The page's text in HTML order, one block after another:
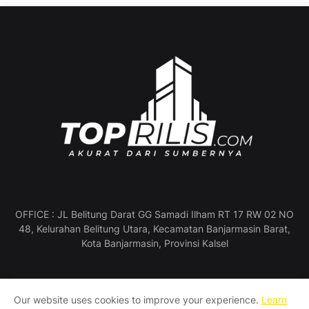
OFFICE : JL Belitung Darat GG Samadi Ilham RT 17 RW 02 NO
48, Kelurahan Belitung Utara, Kecamatan Banjarmasin Barat,
Kota Banjarmasin, Provinsi Kalsel
Profil Perusahaan Pedoman Media Siber
Our website uses cookies to improve your experience. Learn